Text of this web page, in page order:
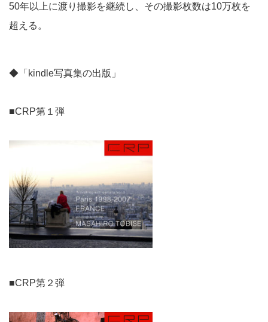
50年以上に渡り撮影を継続し、その撮影枚数は10万枚を
超える。
◆「kindle写真集の出版」
■CRP第１弾
■CRP第２弾